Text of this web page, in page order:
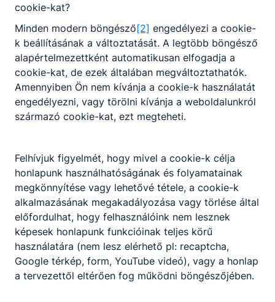
Duális képzőhelyek
2025. április 7. Igazgatóság
Iskolai életképek
2025. április 6. Igazgatóság
cookie-kat?
Minden modern böngésző[2] engedélyezi a cookie-
k beállításának a változtatását. A legtöbb böngésző
alapértelmezettként automatikusan elfogadja a
cookie-kat, de ezek általában megváltoztathatók.
Amennyiben Ön nem kívánja a cookie-k használatát
engedélyezni, vagy törölni kívánja a weboldalunkról
származó cookie-kat, ezt megteheti.
Felhívjuk figyelmét, hogy mivel a cookie-k célja
honlapunk használhatóságának és folyamatainak
megkönnyítése vagy lehetővé tétele, a cookie-k
alkalmazásának megakadályozása vagy törlése által
előfordulhat, hogy felhasználóink nem lesznek
képesek honlapunk funkcióinak teljes körű
használatára (nem lesz elérhető pl: recaptcha,
Google térkép, form, YouTube videó), vagy a honlap
a tervezettől eltérően fog működni böngészőjében.